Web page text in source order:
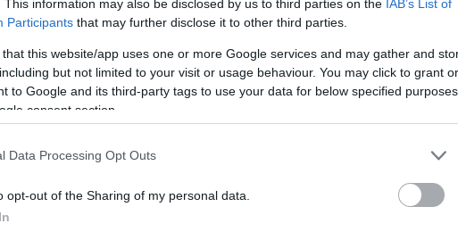
This information may also be disclosed by us to third parties on the IAB’s List of
Participants that may further disclose it to other third parties.
that this website/app uses one or more Google services and may gather and
but not limited to your visit or usage behaviour. You may click to grant or
to Google and its third-party tags to use your data for below specified purposes
consent section.
Data Processing Opt Outs
opt-out of the Sharing of my personal data.
φορέων στην